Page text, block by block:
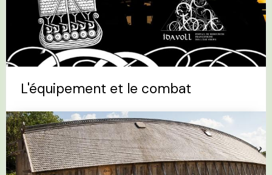
L'équipement et le combat